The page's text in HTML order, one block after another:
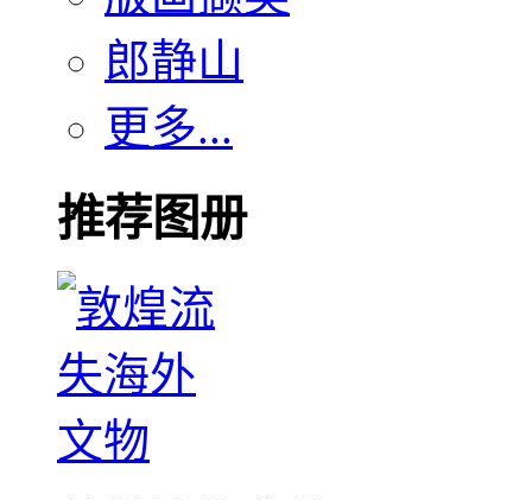
郎静山
更多...
推荐图册